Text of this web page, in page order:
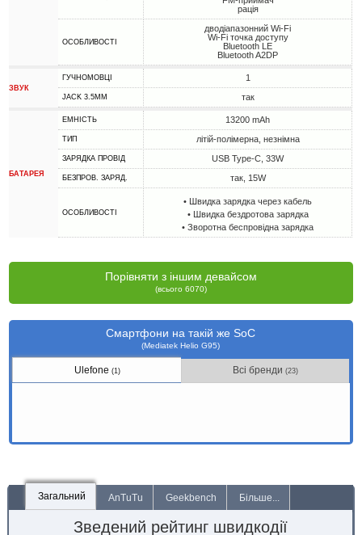
рація
ОСОБЛИВОСТІ
дводіапазонний Wi-Fi
Wi-Fi точка доступу
Bluetooth LE
Bluetooth A2DP
ЗВУК
ГУЧНОМОВЦІ 1
JACK 3.5MM так
БАТАРЕЯ
ЕМНІСТЬ 13200 mAh
ТИП літій-полімерна, незнімна
ЗАРЯДКА ПРОВІД USB Type-C, 33W
БЕЗПРОВ. ЗАРЯД. так, 15W
ОСОБЛИВОСТІ
• Швидка зарядка через кабель
• Швидка бездротова зарядка
• Зворотна беспровідна зарядка
Порівняти з іншим девайсом
(всього 6070)
Смартфони на такій же SoC
(Mediatek Helio G95)
Ulefone (1) Всі бренди(23)
Загальний AnTuTu Geekbench Більше...
Зведений рейтинг швидкодії